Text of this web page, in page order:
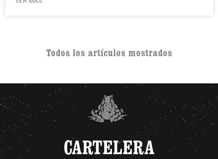
Todos los artículos mostrados
CARTELERA